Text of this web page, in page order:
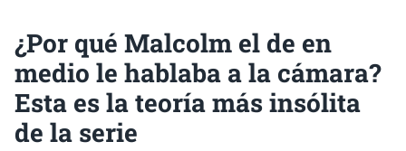
¿Por qué Malcolm el de en
medio le hablaba a la cámara?
Esta es la teoría más insólita
de la serie